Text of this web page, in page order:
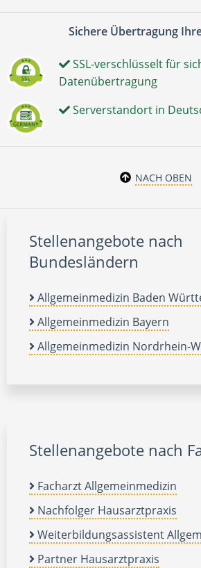
Sichere Übertragung
SSL-verschlüsselt für
Datenübertragung
Serverstandort in
NACH OBEN
Stellenangebote nach
Bundesländern
Allgemeinmedizin Baden
Allgemeinmedizin Bayern
Allgemeinmedizin Nordrhein-
Stellenangebote nach
Facharzt Allgemeinmedizin
Nachfolger Hausarztpraxis
Weiterbildungsassistent
Partner Hausarztpraxis